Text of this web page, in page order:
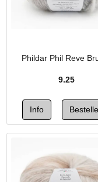
Phildar Phil Reve
9.25